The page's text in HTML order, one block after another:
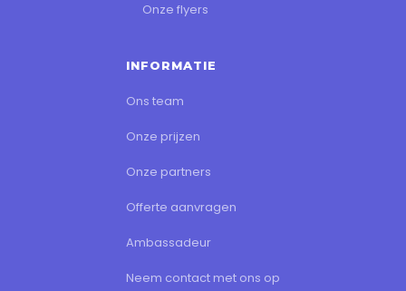
Onze flyers
INFORMATIE
Ons team
Onze prijzen
Onze partners
Offerte aanvragen
Ambassadeur
Neem contact met ons op